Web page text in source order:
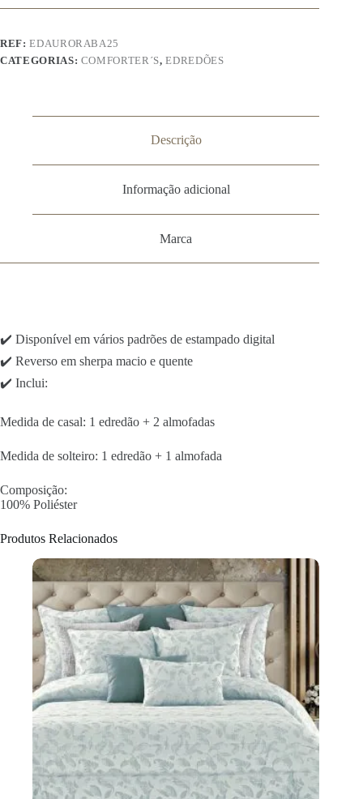
REF:EDAURORABA25
CATEGORIAS: COMFORTER´S,EDREDÕES
Descrição
Informação adicional
Marca
✔️ Disponível em vários padrões de estampado digital
✔️ Reverso em sherpa macio e quente
✔️ Inclui:
Medida de casal: 1 edredão + 2 almofadas
Medida de solteiro: 1 edredão + 1 almofada
Composição:
100% Poliéster
Produtos Relacionados